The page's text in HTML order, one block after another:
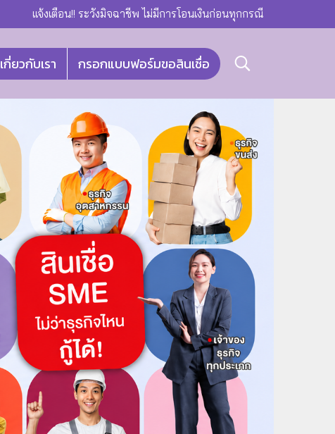
แจ้งเตือน!! ระวังมิจฉาชีพ ไม่มีการโอนเงินก่อนทุกกรณี
เกี่ยวกับเรา กรอกแบบฟอร์มขอสินเชื่อ